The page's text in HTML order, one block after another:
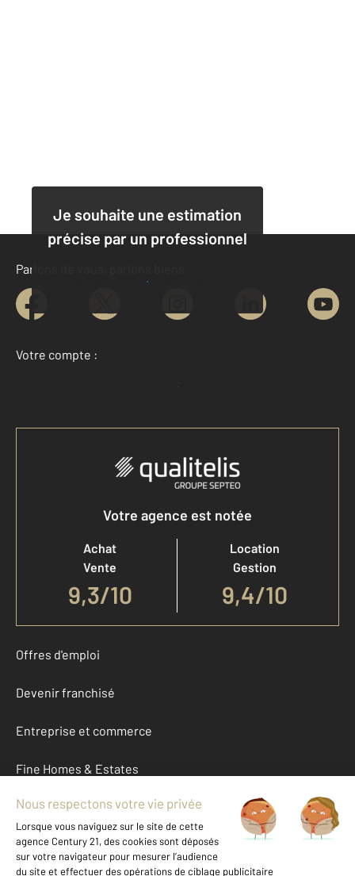
Je souhaite une estimation
précise par un professionnel
Je demande une estimation
Parlons de vous, parlons biens
Votre compte :
Accéder à mon compte
Votre agence est notée
Achat
Vente
9,3/10
Location
Gestion
9,4/10
Offres d'emploi
Devenir franchisé
Entreprise et commerce
Fine Homes & Estates
À propos
International